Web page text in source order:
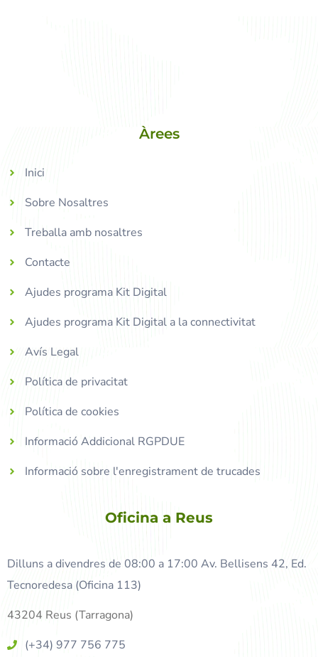
Àrees
Inici
Sobre Nosaltres
Treballa amb nosaltres
Contacte
Ajudes programa Kit Digital
Ajudes programa Kit Digital a la connectivitat
Avís Legal
Política de privacitat
Política de cookies
Informació Addicional RGPDUE
Informació sobre l'enregistrament de trucades
Oficina a Reus
Dilluns a divendres de 08:00 a 17:00 Av. Bellisens 42, Ed.
Tecnoredesa (Oficina 113)
43204 Reus (Tarragona)
(+34) 977 756 775